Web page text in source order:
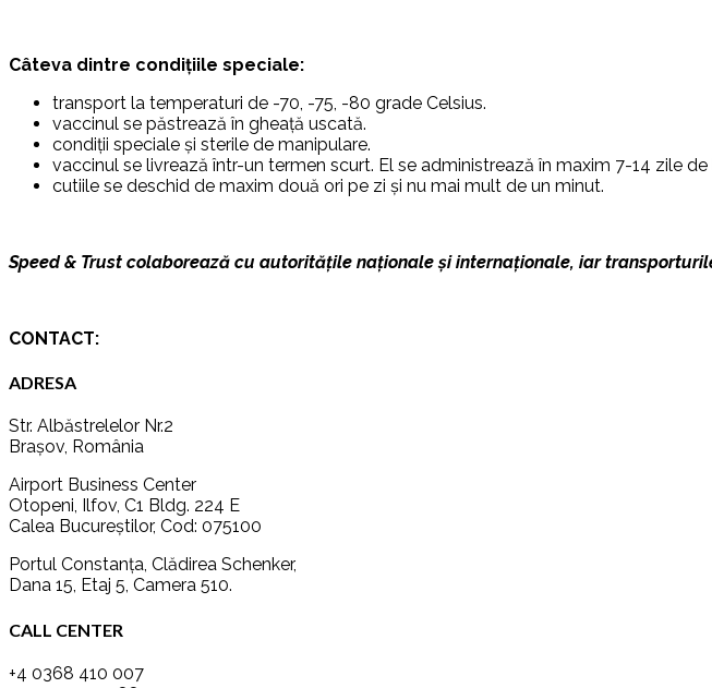
Câteva dintre condițiile speciale:
transport la temperaturi de -70, -75, -80 grade Celsius.
vaccinul se păstrează în gheață uscată.
condiții speciale și sterile de manipulare.
vaccinul se livrează într-un termen scurt. El se administrează în maxim 7-14 zile de
cutiile se deschid de maxim două ori pe zi și nu mai mult de un minut.
Speed & Trust colaborează cu autoritățile naționale și internaționale, iar
CONTACT:
ADRESA
Str. Albăstrelelor Nr.2
Brașov, România
Airport Business Center
Otopeni, Ilfov, C1 Bldg. 224 E
Calea Bucureștilor, Cod: 075100
Portul Constanța, Clădirea Schenker,
Dana 15, Etaj 5, Camera 510.
CALL CENTER
+4 0368 410 007